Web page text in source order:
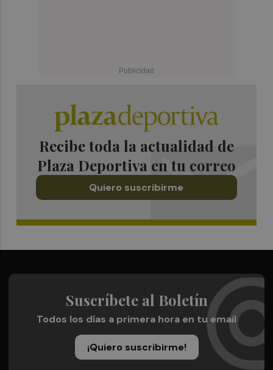
Recibe toda la actualidad de
Plaza Deportiva en tu correo
Quiero suscribirme
Suscríbete al Boletín
Todos los días a primera hora en tu email
¡Quiero suscribirme!